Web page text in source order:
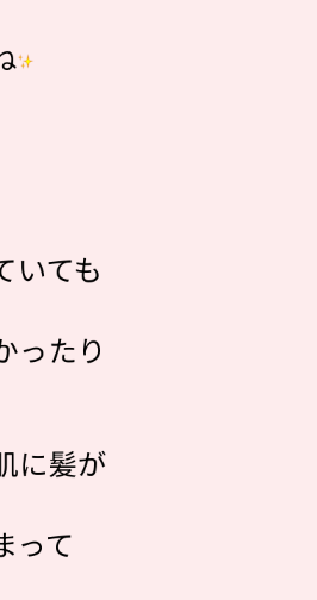
いても
ったり
に髪が
って